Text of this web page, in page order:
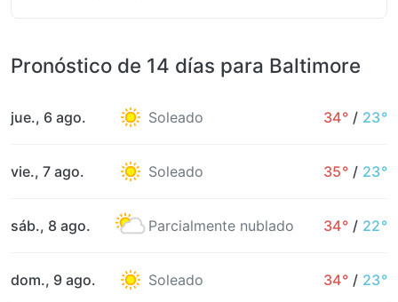
Pronóstico de 14 días para Baltimore
jue., 6 ago. Soleado 34° / 23°
vie., 7 ago. Soleado 35° / 23°
sáb., 8 ago. Parcialmente nublado 34° / 22°
dom., 9 ago. Soleado 34° / 23°